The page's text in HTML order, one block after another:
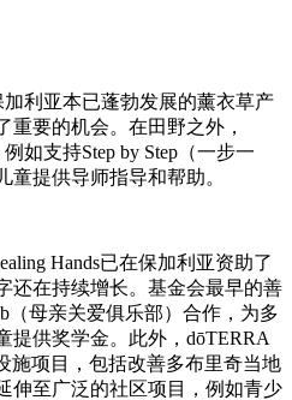
加利亚本已蓬勃发展的薰衣草产
要的机会。在田野之外，
如支持Step by Step（一步一
提供导师指导和帮助。
Hands已在保加利亚资助了
还在持续增长。基金会最早的善
（母亲关爱俱乐部）合作，为多
提供奖学金。此外，dōTERRA
施项目，包括改善多布里奇当地
伸至广泛的社区项目，例如青少